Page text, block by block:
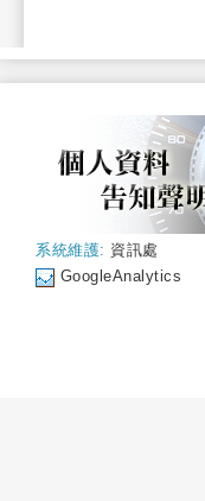
系統維護: 資訊處
GoogleAnalytics